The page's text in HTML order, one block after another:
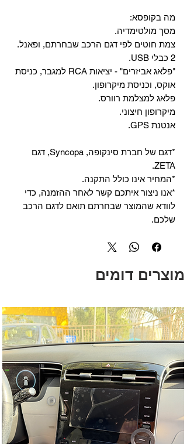
מה בקופסא:
מסך מולטימדיה.
צמת חוטים לפי דגם הרכב שבחרתם, ופאנל.
2 כבלי USB.
"פלאג אביזרים" - יציאות RCA למגבר, כניסת
אוקס, וכניסת מיקרופון.
פלאג למצלמת רוורס.
מיקרופון חיצוני.
אנטנת GPS.
*דגם של חברת סינקופה, Syncopa, דגם
ZETA.
*המחיר אינו כולל התקנה.
*אנו ניצור איתכם קשר לאחר ההזמנה, כדי
לוודא שהמוצר שבחרתם תואם לדגם הרכב
שלכם.
מוצרים דומים